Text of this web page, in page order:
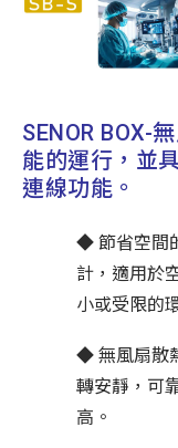
SENOR BOX-
能的運行，並
連線功能。
◆ 節省空間
計，適用於
小或受限的
◆ 無風扇散
轉安靜，可
高。